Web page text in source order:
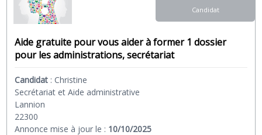
Aide gratuite pour vous aider à former 1 dossier
pour les administrations, secrétariat
Candidat : Christine
Secrétariat et Aide administrative
Lannion
22300
Annonce mise à jour le : 10/10/2025
Candidat